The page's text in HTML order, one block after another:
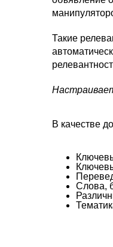
Такие
В качестве
Слова,